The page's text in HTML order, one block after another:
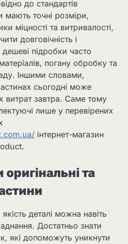
до стандартів
мають точні розміри,
міцності та витривалості,
довговічність і
дешеві підробки часто
погану обробку та
Іншими словами,
сьогодні може
витрат завтра. Саме тому
лише у перевірених
інтернет-магазин
та
деталі можна навіть
Достатньо знати
які допоможуть уникнути